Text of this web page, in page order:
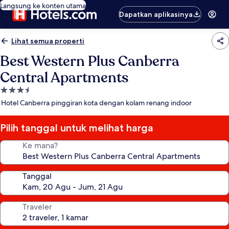
Langsung ke konten utama
Dapatkan aplikasinya
Lihat semua properti
Best Western Plus Canberra
Central Apartments
Properti
bintang
Hotel Canberra pinggiran kota dengan kolam renang indoor
Pilih tanggal untuk melihat harga
Ke mana?
Tanggal
Traveler